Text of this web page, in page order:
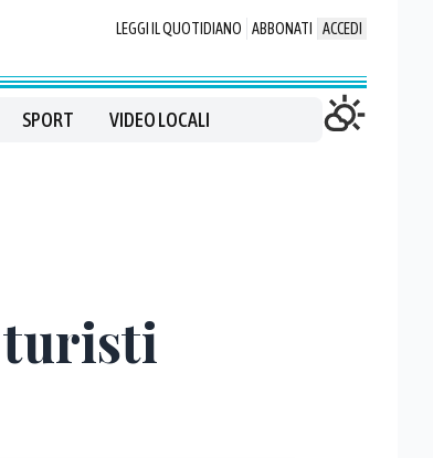
LEGGI IL QUOTIDIANO ABBONATI ACCEDI
SPORT VIDEO LOCALI
turisti